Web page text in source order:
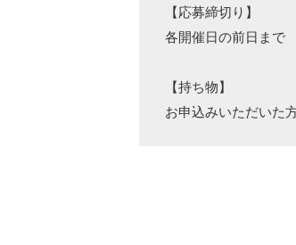
【応募締切り】
各開催日の前日まで
【持ち物】
お申込みいただいた